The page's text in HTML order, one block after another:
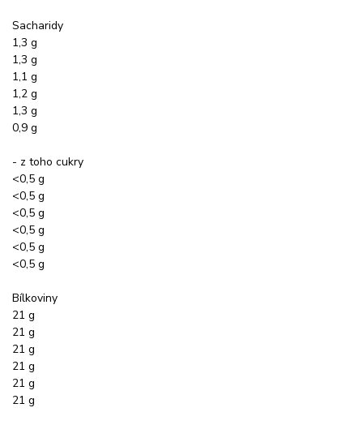
Sacharidy
1,3 g
1,3 g
1,1 g
1,2 g
1,3 g
0,9 g
- z toho cukry
<0,5 g
<0,5 g
<0,5 g
<0,5 g
<0,5 g
<0,5 g
Bílkoviny
21 g
21 g
21 g
21 g
21 g
21 g